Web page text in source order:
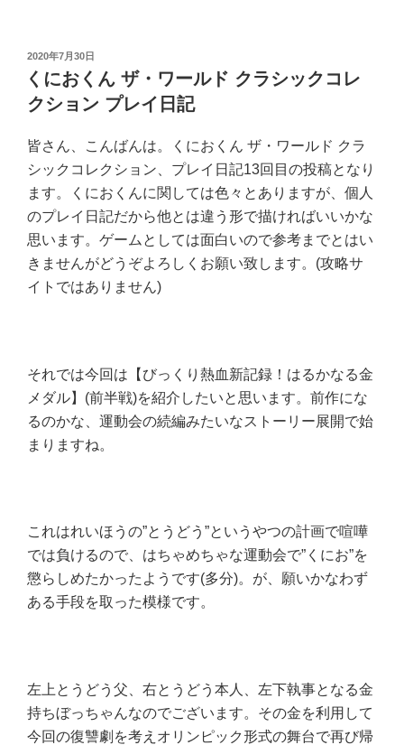
投
稿
日:
2020年7月30日
くにおくん ザ・ワールド クラシックコレ
クション プレイ日記
皆さん、こんばんは。くにおくん ザ・ワールド クラ
シックコレクション、プレイ日記13回目の投稿となり
ます。くにおくんに関しては色々とありますが、個人
のプレイ日記だから他とは違う形で描ければいいかな
思います。ゲームとしては面白いので参考までとはい
きませんがどうぞよろしくお願い致します。(攻略サ
イトではありません)
それでは今回は【びっくり熱血新記録！はるかなる金
メダル】(前半戦)を紹介したいと思います。前作にな
るのかな、運動会の続編みたいなストーリー展開で始
まりますね。
これはれいほうの”とうどう”というやつの計画で喧嘩
では負けるので、はちゃめちゃな運動会で”くにお”を
懲らしめたかったようです(多分)。が、願いかなわず
ある手段を取った模様です。
左上とうどう父、右とうどう本人、左下執事となる金
持ちぼっちゃんなのでございます。その金を利用して
今回の復讐劇を考えオリンピック形式の舞台で再び帰